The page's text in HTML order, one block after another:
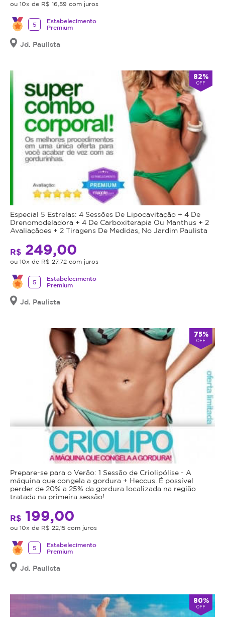
ou 10x de R$ 16,59 com juros
5
Estabelecimento
Premium
Jd. Paulista
82%
OFF
Especial 5 Estrelas: 4 Sessões De Lipocavitação + 4 De
Drenomodeladora + 4 De Carboxiterapia Ou Manthus + 2
Avaliaçãoes + 2 Tiragens De Medidas, No Jardim Paulista
R$ 249,00
ou 10x de R$ 27,72 com juros
5
Estabelecimento
Premium
Jd. Paulista
75%
OFF
Prepare-se para o Verão: 1 Sessão de Criolipólise - A
máquina que congela a gordura + Heccus. É possível
perder de 20% a 25% da gordura localizada na região
tratada na primeira sessão!
R$ 199,00
ou 10x de R$ 22,15 com juros
5
Estabelecimento
Premium
Jd. Paulista
80%
OFF